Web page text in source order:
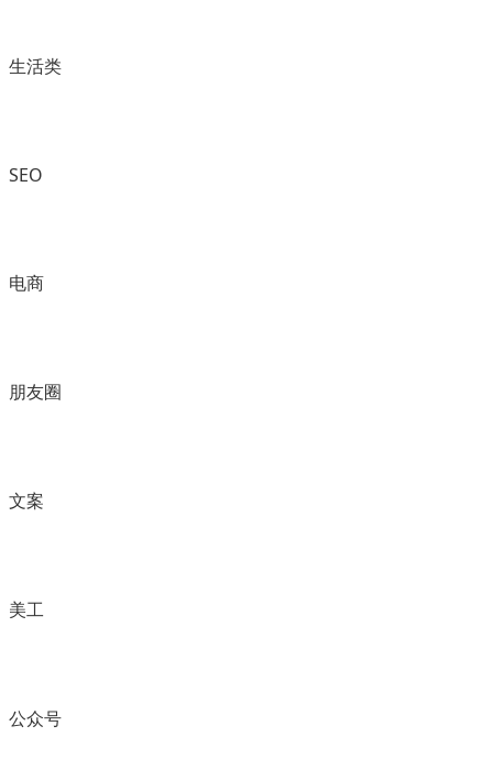
生活类
SEO
电商
朋友圈
文案
美工
公众号